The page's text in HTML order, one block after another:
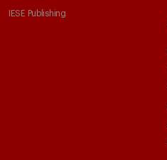
IESE Publishing